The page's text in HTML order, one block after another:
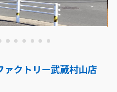
ァクトリー武蔵村山店